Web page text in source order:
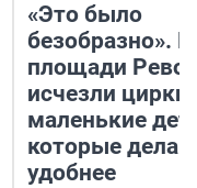
«Это было
безобразно».
площади
исчезли цирки
маленькие
которые
удобнее